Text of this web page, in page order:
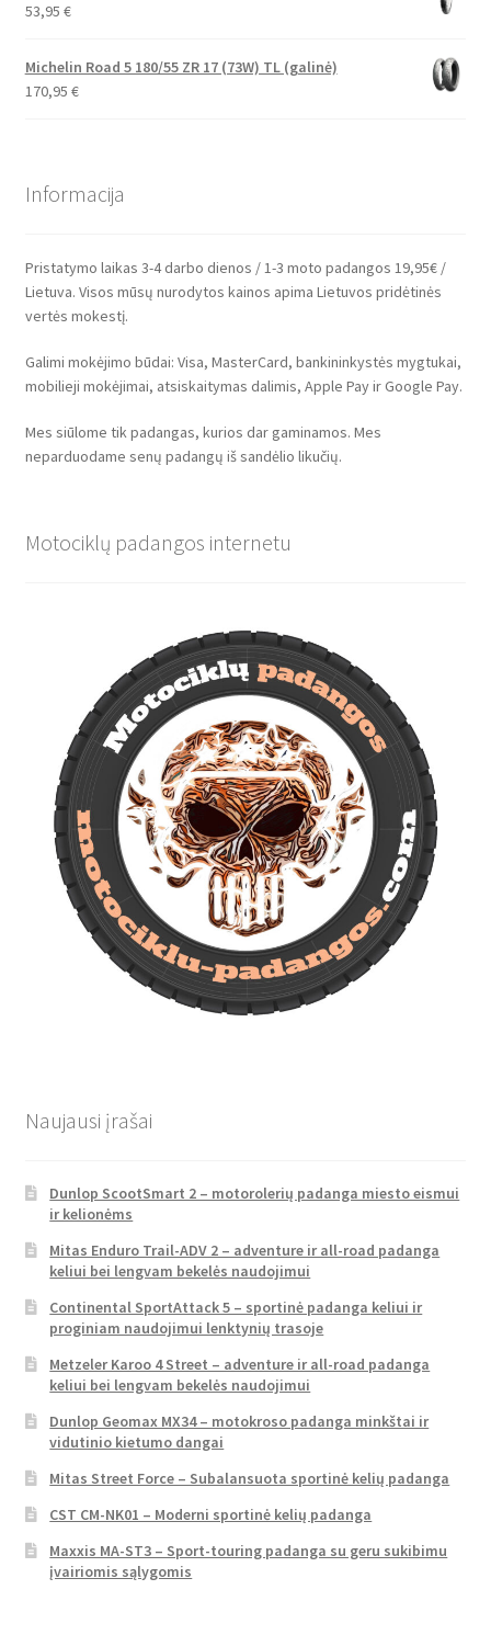
53,95 €
Michelin Road 5 180/55 ZR 17 (73W) TL (galinė)
170,95 €
Informacija
Pristatymo laikas 3-4 darbo dienos / 1-3 moto padangos 19,95€ /
Lietuva. Visos mūsų nurodytos kainos apima Lietuvos pridėtinės
vertės mokestį.
Galimi mokėjimo būdai: Visa, MasterCard, bankininkystės mygtukai,
mobilieji mokėjimai, atsiskaitymas dalimis, Apple Pay ir Google Pay.
Mes siūlome tik padangas, kurios dar gaminamos. Mes
neparduodame senų padangų iš sandėlio likučių.
Motociklų padangos internetu
Naujausi įrašai
Dunlop ScootSmart 2 – motorolerių padanga miesto eismui
ir kelionėms
Mitas Enduro Trail-ADV 2 – adventure ir all-road padanga
keliui bei lengvam bekelės naudojimui
Continental SportAttack 5 – sportinė padanga keliui ir
proginiam naudojimui lenktynių trasoje
Metzeler Karoo 4 Street – adventure ir all-road padanga
keliui bei lengvam bekelės naudojimui
Dunlop Geomax MX34 – motokroso padanga minkštai ir
vidutinio kietumo dangai
Mitas Street Force – Subalansuota sportinė kelių padanga
CST CM-NK01 – Moderni sportinė kelių padanga
Maxxis MA-ST3 – Sport-touring padanga su geru sukibimu
įvairiomis sąlygomis